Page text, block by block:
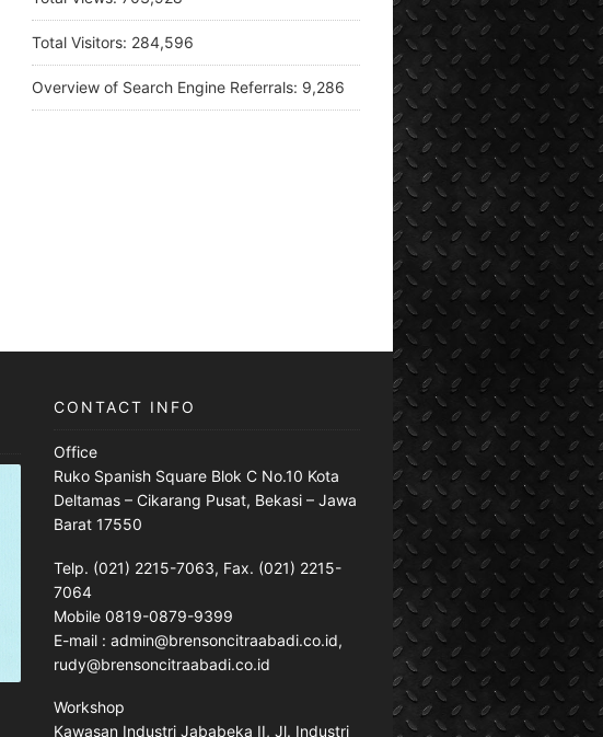
Total Visitors: 284,596
Overview of Search Engine Referrals: 9,286
CONTACT INFO
Office
Ruko Spanish Square Blok C No.10 Kota
Deltamas – Cikarang Pusat, Bekasi – Jawa
Barat 17550
Telp. (021) 2215-7063, Fax. (021) 2215-
7064
Mobile 0819-0879-9399
E-mail : admin@brensoncitraabadi.co.id,
rudy@brensoncitraabadi.co.id
Workshop
Kawasan Industri Jababeka II, Jl. Industri